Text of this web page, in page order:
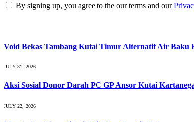
By signing up, you agree to the our terms and our
Void Bekas Tambang Kutai Timur Alternatif Air Baku
JULY 31, 2026
Aksi Sosial Donor Darah PC GP Ansor Kutai
JULY 22, 2026